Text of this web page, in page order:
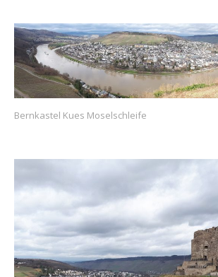
Bernkastel Kues Moselschleife